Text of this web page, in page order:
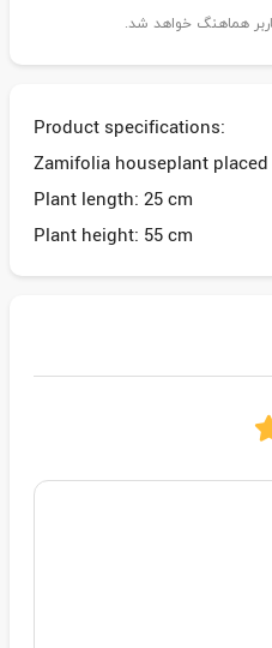
هماهنگ خواهد شد.
Product specifications:
Zamifolia houseplant
Plant length: 25 cm
Plant height: 55 cm